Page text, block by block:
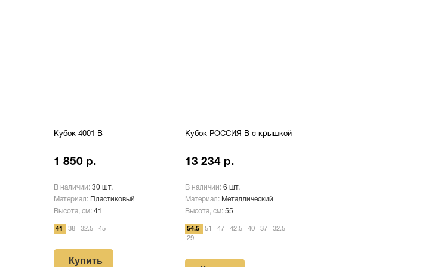
Кубок 4001 B
1 850 р.
В наличии: 30 шт.
Материал:
Пластиковый
Высота, см: 41
41 38 32.5 45
Купить
Кубок РОССИЯ B с крышкой
13 234 р.
В наличии: 6 шт.
Материал: Металлический
Высота, см: 55
54.5 51 47 42.5 40 37
32.5
29